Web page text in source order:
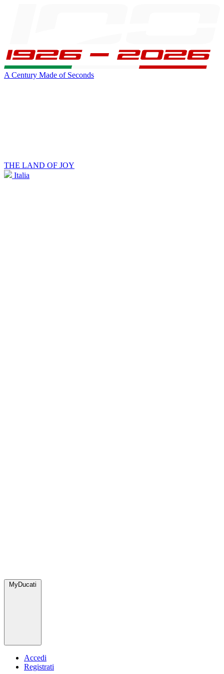
A Century Made of Seconds
THE LAND OF JOY
Italia
MyDucati
Accedi
Registrati